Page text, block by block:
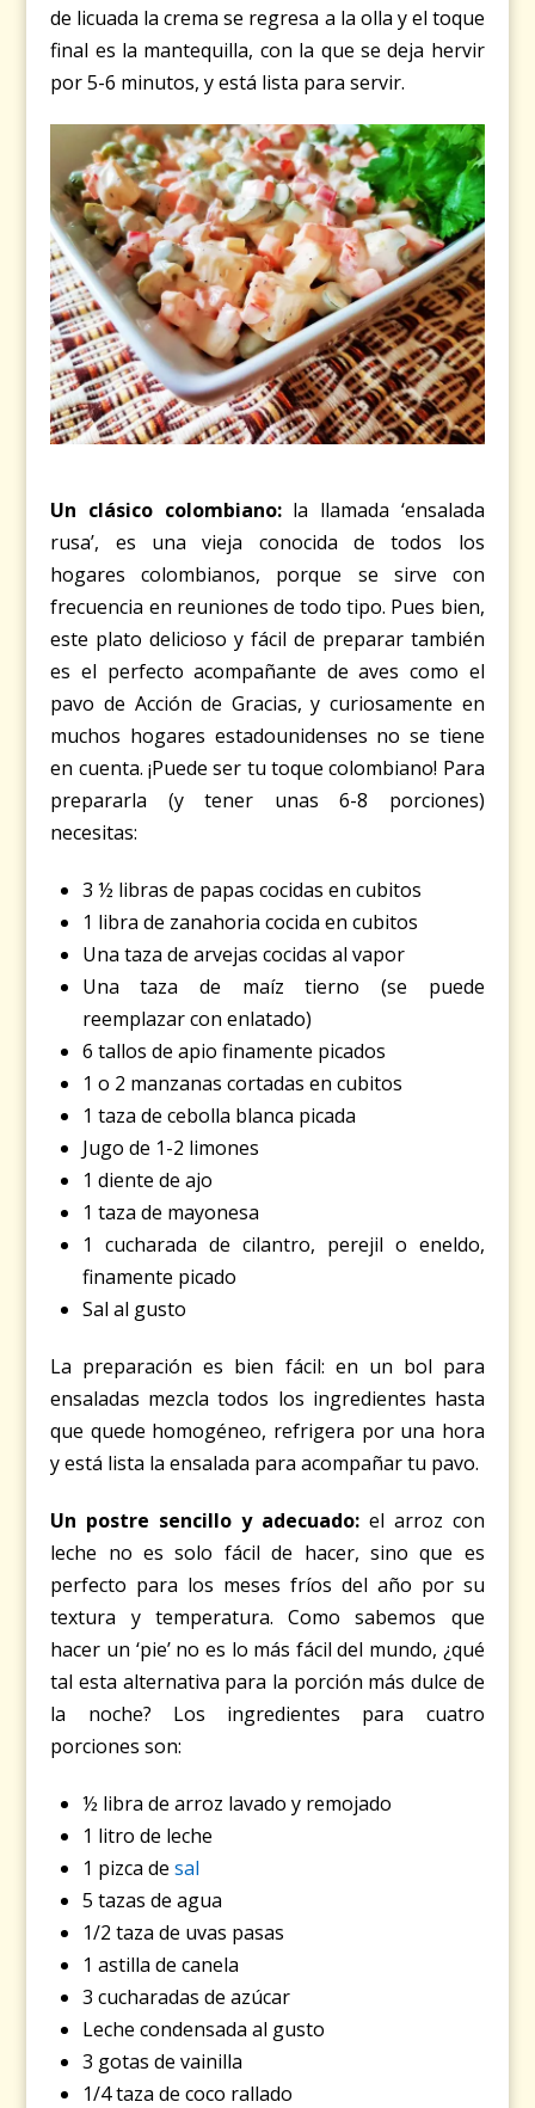
de licuada la crema se regresa a la olla y el toque
final es la mantequilla, con la que se deja hervir
por 5-6 minutos, y está lista para servir.
Un clásico colombiano:la llamada ‘ensalada
rusa’, es una vieja conocida de todos los
hogares colombianos, porque se sirve con
frecuencia en reuniones de todo tipo. Pues bien,
este plato delicioso y fácil de preparar también
es el perfecto acompañante de aves como el
pavo de Acción de Gracias, y curiosamente en
muchos hogares estadounidenses no se tiene
en cuenta. ¡Puede ser tu toque colombiano! Para
prepararla (y tener unas 6-8 porciones)
necesitas:
3 ½ libras de papas cocidas en cubitos
1 libra de zanahoria cocida en cubitos
Una taza de arvejas cocidas al vapor
Una taza de maíz tierno (se puede
reemplazar con enlatado)
6 tallos de apio finamente picados
1 o 2 manzanas cortadas en cubitos
1 taza de cebolla blanca picada
Jugo de 1-2 limones
1 diente de ajo
1 taza de mayonesa
1 cucharada de cilantro, perejil o eneldo,
finamente picado
Sal al gusto
La preparación es bien fácil: en un bol para
ensaladas mezcla todos los ingredientes hasta
que quede homogéneo, refrigera por una hora
y está lista la ensalada para acompañar tu pavo.
Un postre sencillo y adecuado:el arroz con
leche no es solo fácil de hacer, sino que es
perfecto para los meses fríos del año por su
textura y temperatura. Como sabemos que
hacer un ‘pie’ no es lo más fácil del mundo, ¿qué
tal esta alternativa para la porción más dulce de
la noche? Los ingredientes para cuatro
porciones son:
½ libra de arroz lavado y remojado
1 litro de leche
1 pizca de sal
5 tazas de agua
1/2 taza de uvas pasas
1 astilla de canela
3 cucharadas de azúcar
Leche condensada al gusto
3 gotas de vainilla
1/4 taza de coco rallado